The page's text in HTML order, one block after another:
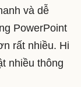
và dễ
PowerPoint
rất nhiều. Hi
nhiều thông